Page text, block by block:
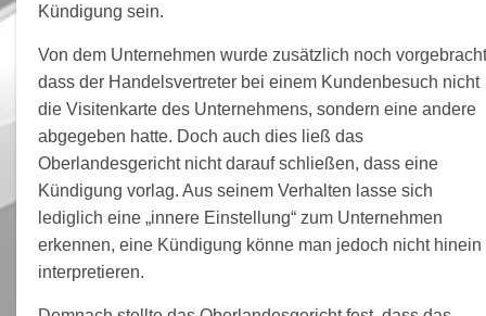
Kündigung sein.
Von dem Unternehmen wurde zusätzlich noch
dass der Handelsvertreter bei einem Kundenbesuch nicht
die Visitenkarte des Unternehmens, sondern eine andere
abgegeben hatte. Doch auch dies ließ das
Oberlandesgericht nicht darauf schließen, dass eine
Kündigung vorlag. Aus seinem Verhalten lasse sich
lediglich eine „innere Einstellung“ zum Unternehmen
erkennen, eine Kündigung könne man jedoch nicht hinein
interpretieren.